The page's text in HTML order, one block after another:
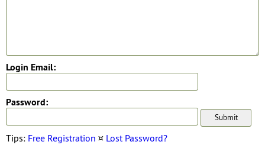
Login Email:
Password:
Tips: Free Registration ¤ Lost Password?